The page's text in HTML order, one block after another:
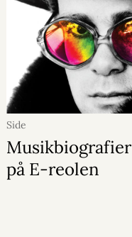
Side
Musikbiografier
på E-reolen